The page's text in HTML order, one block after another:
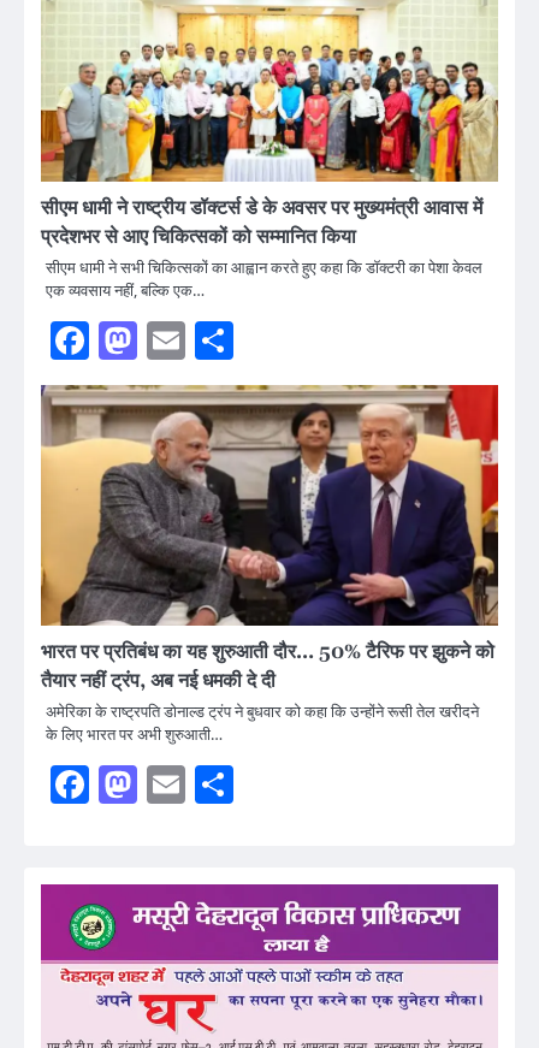
सीएम धामी ने राष्ट्रीय डॉक्टर्स डे के अवसर पर मुख्यमंत्री आवास में
प्रदेशभर से आए चिकित्सकों को सम्मानित किया
सीएम धामी ने सभी चिकित्सकों का आह्वान करते हुए कहा कि डॉक्टरी का पेशा केवल
एक व्यवसाय नहीं, बल्कि एक…
Facebook
Mastodon
Email
भारत पर प्रतिबंध का यह शुरुआती दौर… 50% टैरिफ पर झुकने को
तैयार नहीं ट्रंप, अब नई धमकी दे दी
अमेरिका के राष्ट्रपति डोनाल्ड ट्रंप ने बुधवार को कहा कि उन्होंने रूसी तेल खरीदने
के लिए भारत पर अभी शुरुआती…
Facebook
Mastodon
Email